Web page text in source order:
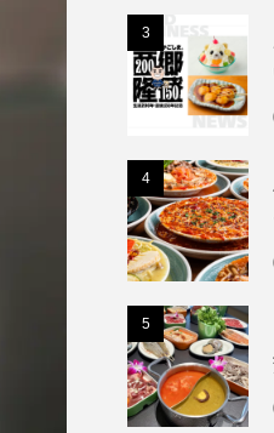
食店情報まとめ（2026年8
3
4
5